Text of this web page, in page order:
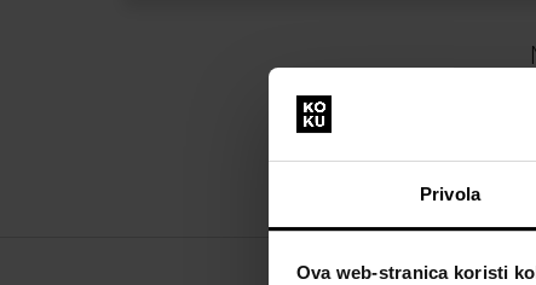
Privola
Ova web-stranica koristi